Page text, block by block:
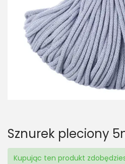
t
i
o
n
t
Sznurek pleciony
Kupując ten produkt